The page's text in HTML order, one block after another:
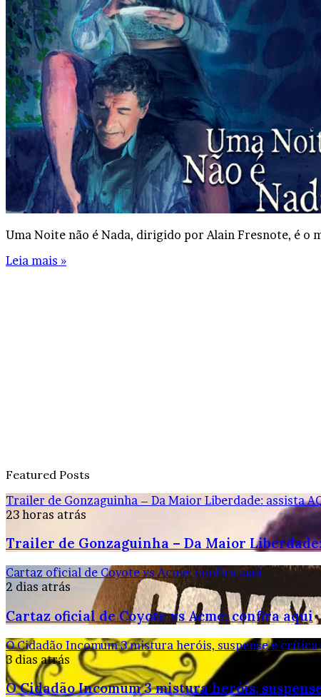
Uma Noite não é Nada, dirigido por Alain Fresnote, é o
Leia mais »
Featured Posts
Trailer de Gonzaguinha – Da Maior Liberdade: assista
23 horas atrás
Trailer de Gonzaguinha – Da Maior
Cartaz oficial de Coyote vs Acme: confira aqui
2 dias atrás
Cartaz oficial de Coyote vs Acme: confira aqui
O Cidadão Incomum 3 mistura heróis, suspense e
3 dias atrás
O Cidadão Incomum 3 mistura heróis,